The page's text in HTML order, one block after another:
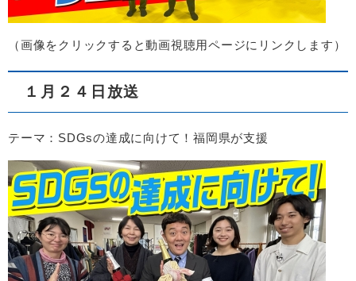
（画像をクリックすると動画視聴用ページにリンクします）
１月２４日放送
テーマ：SDGsの達成に向けて！福岡県が支援